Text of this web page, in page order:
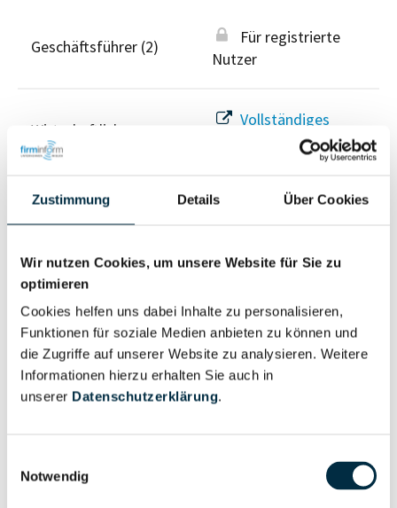
Zustimmung Details Über Cookies
Wir nutzen Cookies, um unsere Website für Sie zu
optimieren
Cookies helfen uns dabei Inhalte zu personalisieren,
Funktionen für soziale Medien anbieten zu können und
die Zugriffe auf unserer Website zu analysieren. Weitere
Informationen hierzu erhalten Sie auch in
unserer Datenschutzerklärung.
Notwendig
Geschäftsführer (2)
Für registrierte
Nutzer
Wirtschaftlich
Berechtigter
Vollständiges
Unternehmensprofil
Gesellschafterstruktur
Vollständiges
Unternehmensprofil
anfragen